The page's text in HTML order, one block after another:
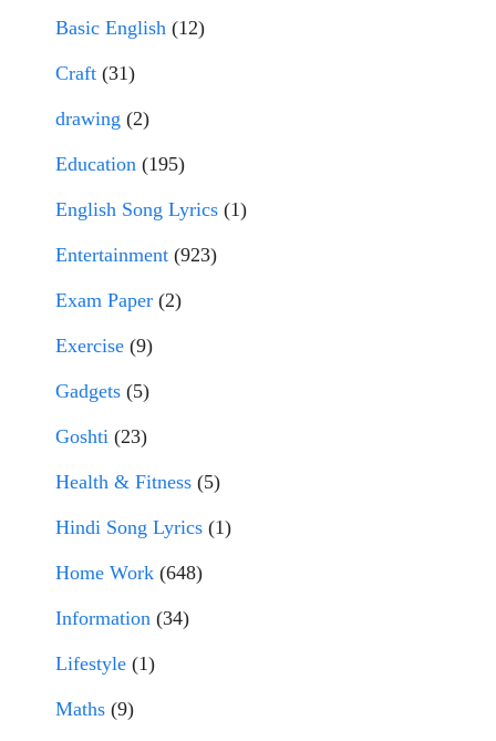
Basic English (12)
Craft (31)
drawing (2)
Education (195)
English Song Lyrics (1)
Entertainment (923)
Exam Paper (2)
Exercise (9)
Gadgets (5)
Goshti (23)
Health & Fitness (5)
Hindi Song Lyrics (1)
Home Work (648)
Information (34)
Lifestyle (1)
Maths (9)